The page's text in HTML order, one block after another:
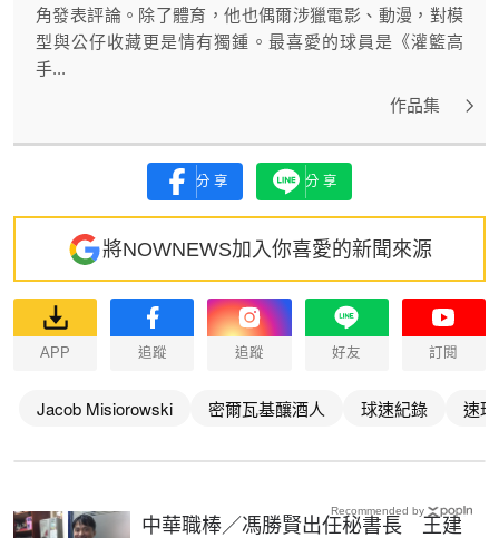
角發表評論。除了體育，他也偶爾涉獵電影、動漫，對模
型與公仔收藏更是情有獨鍾。最喜愛的球員是《灌籃高
手...
作品集
分享 分享
將NOWNEWS加入你喜愛的新聞來源
APP 追蹤 追蹤 好友 訂閱
Jacob Misiorowski 密爾瓦基釀酒人 球速紀錄 速球
中華職棒／馮勝賢出任秘書長 王建
Recommended by